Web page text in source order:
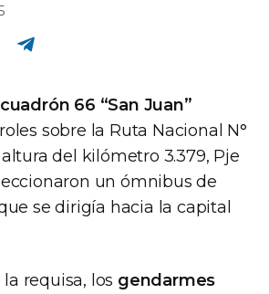
66 “San Juan”
sobre la Ruta Nacional N°
del kilómetro 3.379, Pje
un ómnibus de
se dirigía hacia la capital
requisa, los gendarmes